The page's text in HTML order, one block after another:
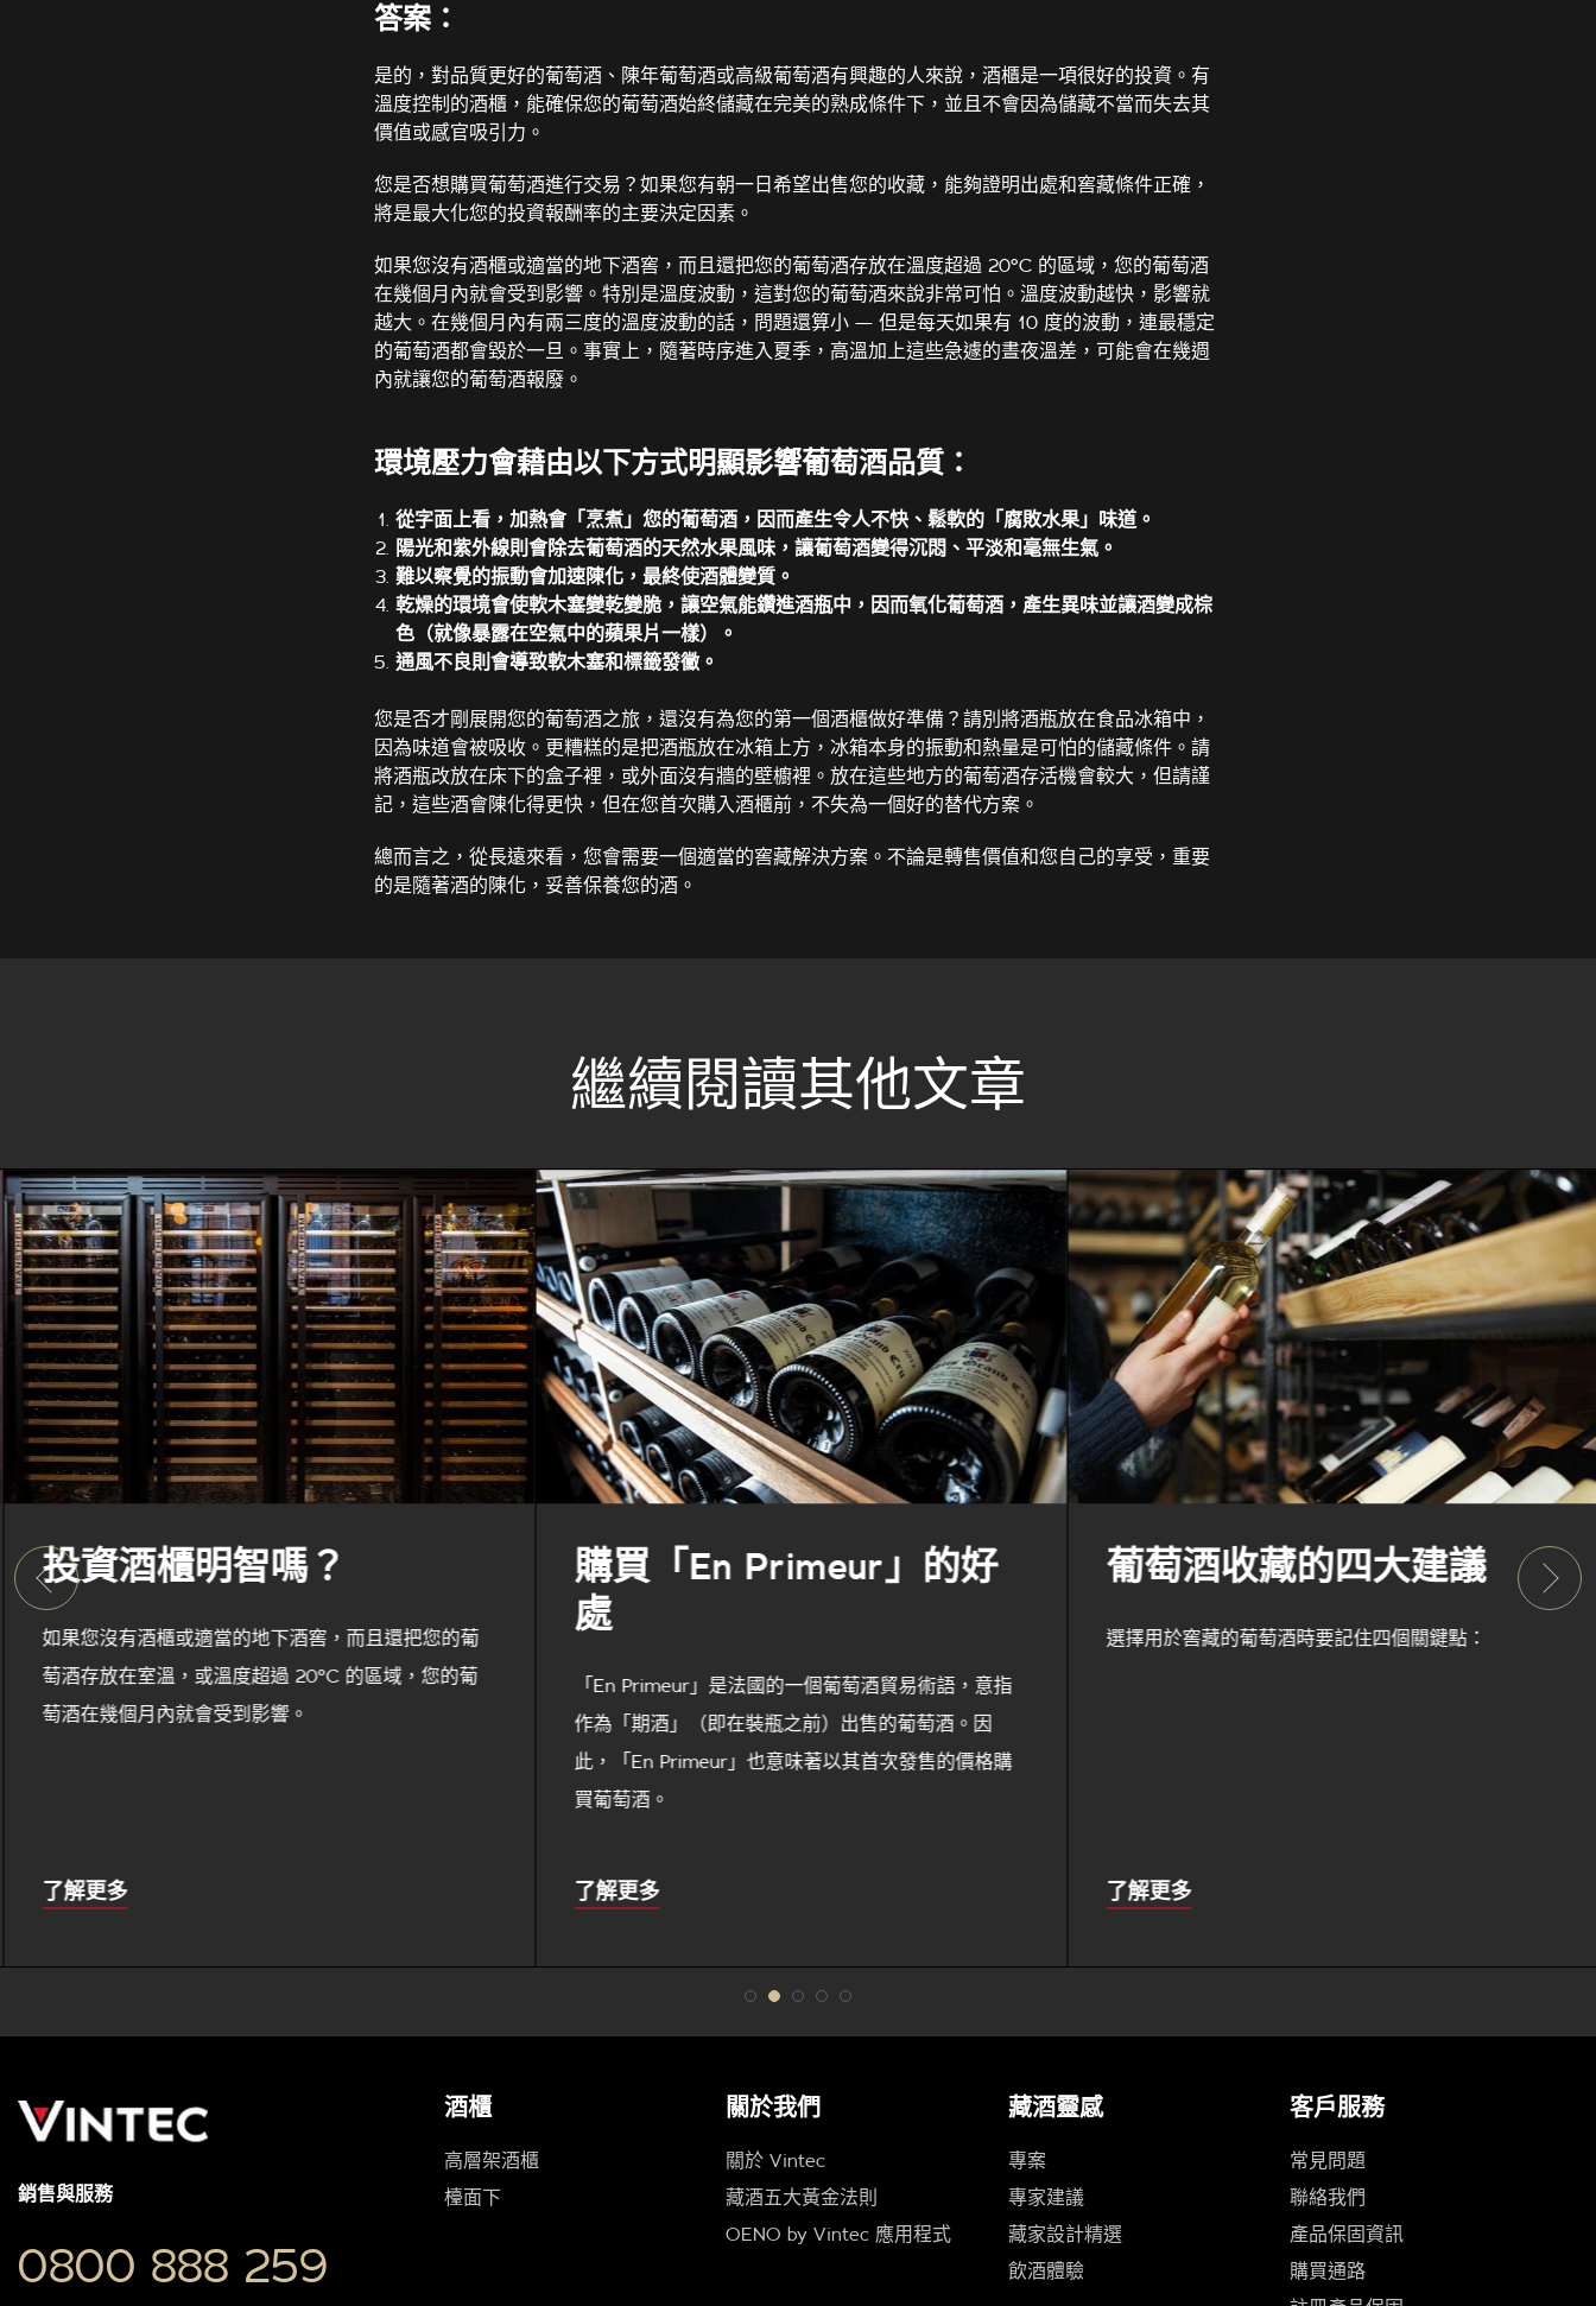
答案：
是的，對品質更好的葡萄酒、陳年葡萄酒或高級葡萄酒有興趣的人來說，酒櫃是一項很好的投資。有
溫度控制的酒櫃，能確保您的葡萄酒始終儲藏在完美的熟成條件下，並且不會因為儲藏不當而失去其
價值或感官吸引力。
您是否想購買葡萄酒進行交易？如果您有朝一日希望出售您的收藏，能夠證明出處和窖藏條件正確，
將是最大化您的投資報酬率的主要決定因素。
如果您沒有酒櫃或適當的地下酒窖，而且還把您的葡萄酒存放在溫度超過 20°C 的區域，您的葡萄酒
在幾個月內就會受到影響。特別是溫度波動，這對您的葡萄酒來說非常可怕。溫度波動越快，影響就
越大。在幾個月內有兩三度的溫度波動的話，問題還算小 — 但是每天如果有 10 度的波動，連最穩定
的葡萄酒都會毀於一旦。事實上，隨著時序進入夏季，高溫加上這些急遽的晝夜溫差，可能會在幾週
內就讓您的葡萄酒報廢。​
環境壓力會藉由以下方式明顯影響葡萄酒品質：
從字面上看，加熱會「烹煮」您的葡萄酒，因而產生令人不快、鬆軟的「腐敗水果」味道。
陽光和紫外線則會除去葡萄酒的天然水果風味，讓葡萄酒變得沉悶、平淡和毫無生氣。
難以察覺的振動會加速陳化，最終使酒體變質。
乾燥的環境會使軟木塞變乾變脆，讓空氣能鑽進酒瓶中，因而氧化葡萄酒，產生異味並讓酒變成棕
色（就像暴露在空氣中的蘋果片一樣）。
通風不良則會導致軟木塞和標籤發黴。
您是否才剛展開您的葡萄酒之旅，還沒有為您的第一個酒櫃做好準備？請別將酒瓶放在食品冰箱中，
因為味道會被吸收。更糟糕的是把酒瓶放在冰箱上方，冰箱本身的振動和熱量是可怕的儲藏條件。請
將酒瓶改放在床下的盒子裡，或外面沒有牆的壁櫥裡。放在這些地方的葡萄酒存活機會較大，但請謹
記，這些酒會陳化得更快，但在您首次購入酒櫃前，不失為一個好的替代方案。
總而言之，從長遠來看，您會需要一個適當的窖藏解決方案。不論是轉售價值和您自己的享受，重要
的是隨著酒的陳化，妥善保養您的酒。
繼續閱讀其他文章​
投資酒櫃明智嗎？
如果您沒有酒櫃或適當的地下酒窖，而且還把您的葡
萄酒存放在室溫，或溫度超過 20°C 的區域，您的葡
萄酒在幾個月內就會受到影響。
了解更多About
購買「En Primeur」的好
處
「En Primeur」是法國的一個葡萄酒貿易術語，意指
作為「期酒」（即在裝瓶之前）出售的葡萄酒。因
此，「En Primeur」也意味著以其首次發售的價格購
買葡萄酒。
了解更多About
葡萄酒收藏的四大建議
選擇用於窖藏的葡萄酒時要記住四個關鍵點：
了解更多About
銷售與服務
0800 888 259
酒櫃
高層架酒櫃
檯面下
關於我們
關於 Vintec
藏酒五大黃金法則
OENO by Vintec 應用程式
藏酒靈感
專案
專家建議
藏家設計精選
飲酒體驗
客戶服務
常見問題
聯絡我們
產品保固資訊
購買通路